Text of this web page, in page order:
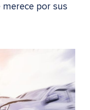
por sus